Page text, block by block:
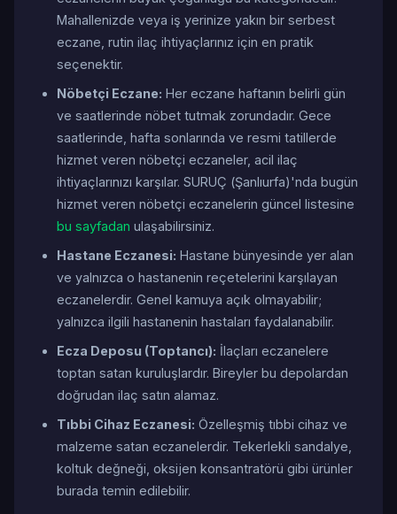
Mahallenizde veya iş yerinize yakın bir serbest
eczane, rutin ilaç ihtiyaçlarınız için en pratik
seçenektir.
Nöbetçi Eczane: Her eczane haftanın belirli gün
ve saatlerinde nöbet tutmak zorundadır. Gece
saatlerinde, hafta sonlarında ve resmi tatillerde
hizmet veren nöbetçi eczaneler, acil ilaç
ihtiyaçlarınızı karşılar. SURUÇ (Şanlıurfa)'nda bugün
hizmet veren nöbetçi eczanelerin güncel listesine
bu sayfadan ulaşabilirsiniz.
Hastane Eczanesi: Hastane bünyesinde yer alan
ve yalnızca o hastanenin reçetelerini karşılayan
eczanelerdir. Genel kamuya açık olmayabilir;
yalnızca ilgili hastanenin hastaları faydalanabilir.
Ecza Deposu (Toptancı): İlaçları eczanelere
toptan satan kuruluşlardır. Bireyler bu depolardan
doğrudan ilaç satın alamaz.
Tıbbi Cihaz Eczanesi: Özelleşmiş tıbbi cihaz ve
malzeme satan eczanelerdir. Tekerlekli sandalye,
koltuk değneği, oksijen konsantratörü gibi ürünler
burada temin edilebilir.